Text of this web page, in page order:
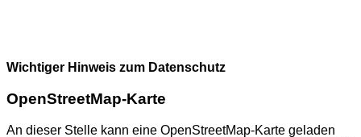
Wichtiger Hinweis zum Datenschutz
OpenStreetMap-Karte
An dieser Stelle kann eine OpenStreetMap-Karte geladen